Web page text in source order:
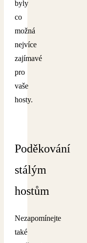
byly
co
možná
nejvíce
zajímavé
pro
vaše
hosty.
Poděkování
stálým
hostům
Nezapomínejte
také